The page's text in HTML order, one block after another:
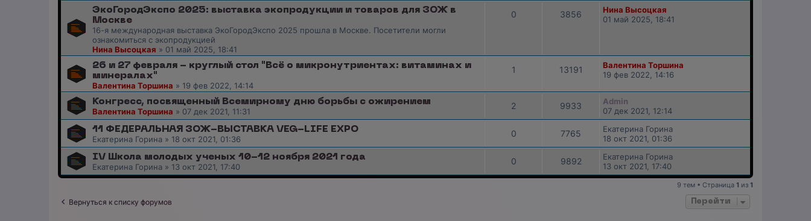
ЭкоГородЭкспо 2025: выставка экопродукции и товаров для ЗОЖ в
Москве
16-я международная выставка ЭкоГородЭкспо 2025 прошла в Москве. Посетители могли
ознакомиться с экопродукцией
Нина Высоцкая » 01 май 2025, 18:41
0 3856
Нина Высоцкая
01 май 2025, 18:41
26 и 27 февраля - круглый стол "Всё о микронутриентах: витаминах и
минералах"
Валентина Торшина » 19 фев 2022, 14:14
1 13191
Валентина Торшина
19 фев 2022, 14:16
Конгресс, посвященный Всемирному дню борьбы с ожирением
Валентина Торшина » 07 дек 2021, 11:31
2 9933
Admin
07 дек 2021, 12:14
11 ФЕДЕРАЛЬНАЯ ЗОЖ-ВЫСТАВКА VEG-LIFE EXPO
Екатерина Горина » 18 окт 2021, 01:36
0 7765
Екатерина Горина
18 окт 2021, 01:36
IV Школа молодых ученых 10-12 ноября 2021 года
Екатерина Горина » 13 окт 2021, 17:40
0 9892
Екатерина Горина
13 окт 2021, 17:40
9 тем • Страница 1 из 1
Вернуться к списку форумов Перейти